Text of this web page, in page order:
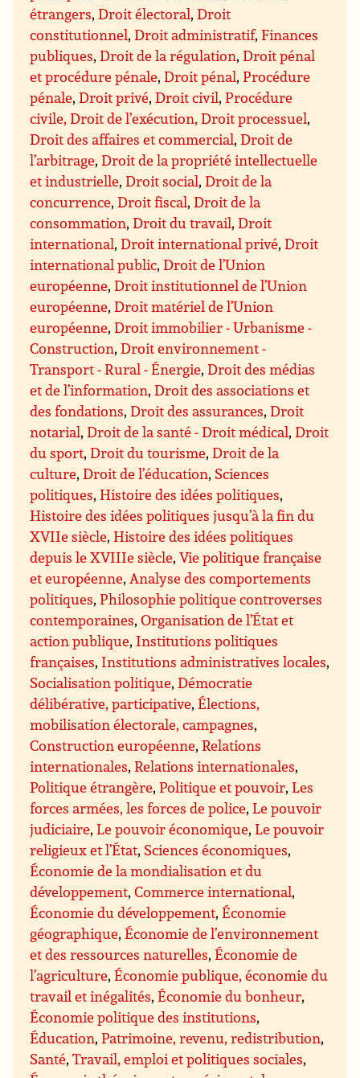
étrangers,Droit électoral,Droit
constitutionnel,Droit administratif,Finances
publiques,Droit de la régulation,Droit pénal
et procédure pénale,Droit pénal,Procédure
pénale,Droit privé,Droit civil,Procédure
civile, Droit de l’exécution, Droit processuel,
Droit des affaires et commercial,Droit de
l’arbitrage,Droit de la propriété intellectuelle
et industrielle,Droit social,Droit de la
concurrence,Droit fiscal,Droit de la
consommation,Droit du travail,Droit
international,Droit international privé,Droit
international public,Droit de l’Union
européenne,Droit institutionnel de l’Union
européenne,Droit matériel de l’Union
européenne,Droit immobilier - Urbanisme -
Construction,Droit environnement -
Transport - Rural - Énergie,Droit des médias
et de l’information,Droit des associations et
des fondations,Droit des assurances,Droit
notarial,Droit de la santé - Droit médical,Droit
du sport,Droit du tourisme,Droit de la
culture,Droit de l’éducation, Sciences
politiques,Histoire des idées politiques,
Histoire des idées politiques jusqu’à la fin du
XVIIe siècle,Histoire des idées politiques
depuis le XVIIIe siècle,Vie politique française
et européenne, Analyse des comportements
politiques,Philosophie politique controverses
contemporaines,Organisation de l’État et
action publique, Institutions politiques
françaises, Institutions administratives locales,
Socialisation politique,Démocratie
délibérative, participative,Élections,
mobilisation électorale, campagnes,
Construction européenne,Relations
internationales,Relations internationales,
Politique étrangère,Politique et pouvoir,Les
forces armées, les forces de police,Le pouvoir
judiciaire,Le pouvoir économique,Le pouvoir
religieux et l’État, Sciences économiques,
Économie de la mondialisation et du
développement,Commerce international,
Économie du développement,Économie
géographique,Économie de l’environnement
et des ressources naturelles,Économie de
l’agriculture,Économie publique, économie du
travail et inégalités,Économie du bonheur,
Économie politique des institutions,
Éducation,Patrimoine, revenu, redistribution,
Santé,Travail, emploi et politiques sociales,